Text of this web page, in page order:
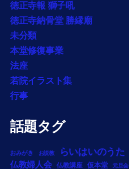
徳正寺報 獅子吼
徳正寺納骨堂 勝縁廟
未分類
本堂修復事業
法座
若院イラスト集
行事
話題タグ
おみがき お説教 らいはいのうた
仏教婦人会
仏教講座 仮本堂 元旦会